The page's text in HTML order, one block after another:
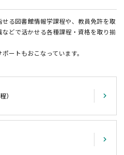
る図書館情報学課程や、教員免許を取
どで活かせる各種課程・資格を取り揃
ートもおこなっています。
）